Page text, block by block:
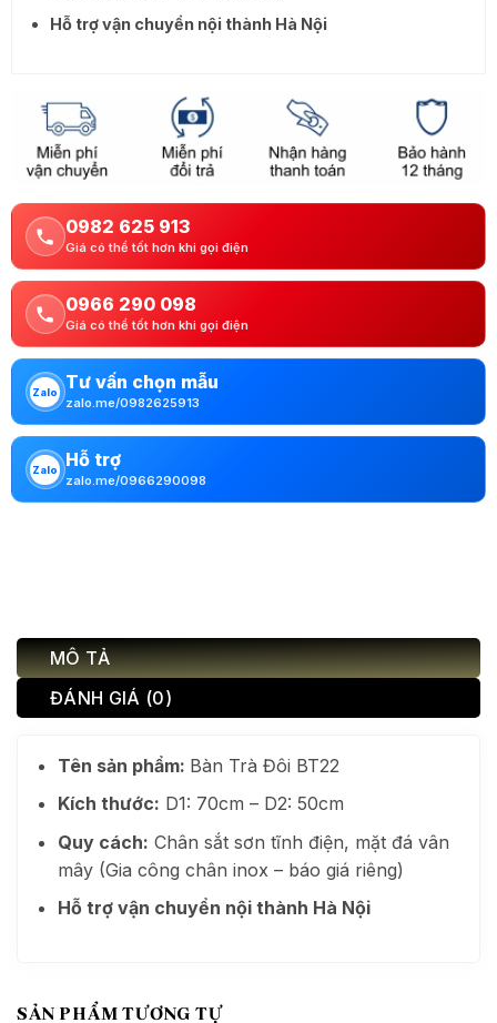
Hỗ trợ vận chuyển nội thành Hà Nội
0982 625 913
Giá có thể tốt hơn khi gọi điện
0966 290 098
Giá có thể tốt hơn khi gọi điện
Zalo Tư vấn chọn mẫu
zalo.me/0982625913
Zalo Hỗ trợ
zalo.me/0966290098
MÔ TẢ
ĐÁNH GIÁ (0)
Tên sản phẩm: Bàn Trà Đôi BT22
Kích thước: D1: 70cm – D2: 50cm
Quy cách: Chân sắt sơn tĩnh điện, mặt đá vân
mây (Gia công chân inox – báo giá riêng)
Hỗ trợ vận chuyển nội thành Hà Nội
SẢN PHẨM TƯƠNG TỰ